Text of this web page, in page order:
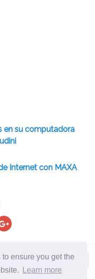
ensure you get the
Learn more
en su computadora
Internet con MAXA
Svenska
Norsk
Românesc